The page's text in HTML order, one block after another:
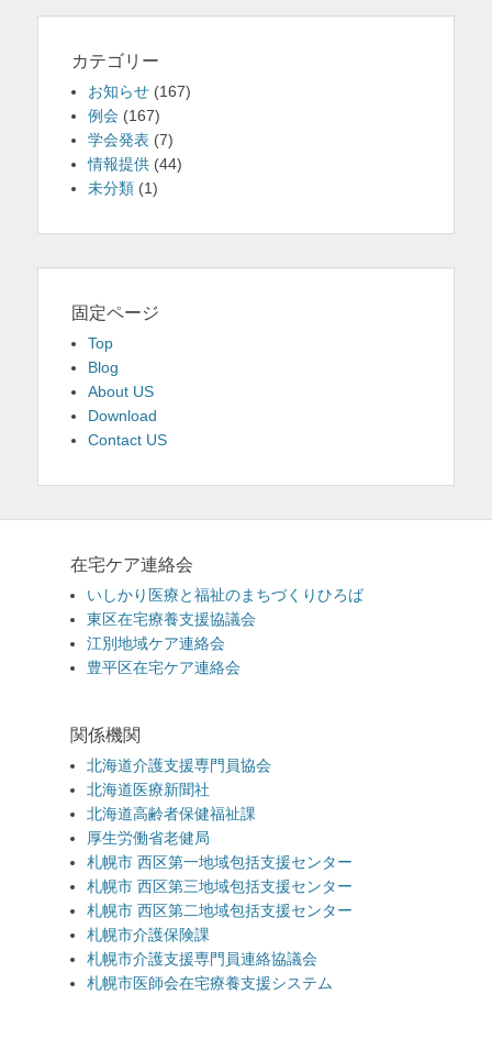
カテゴリー
お知らせ (167)
例会 (167)
学会発表 (7)
情報提供 (44)
未分類 (1)
固定ページ
Top
Blog
About US
Download
Contact US
在宅ケア連絡会
いしかり医療と福祉のまちづくりひろば
東区在宅療養支援協議会
江別地域ケア連絡会
豊平区在宅ケア連絡会
関係機関
北海道介護支援専門員協会
北海道医療新聞社
北海道高齢者保健福祉課
厚生労働省老健局
札幌市 西区第一地域包括支援センター
札幌市 西区第三地域包括支援センター
札幌市 西区第二地域包括支援センター
札幌市介護保険課
札幌市介護支援専門員連絡協議会
札幌市医師会在宅療養支援システム